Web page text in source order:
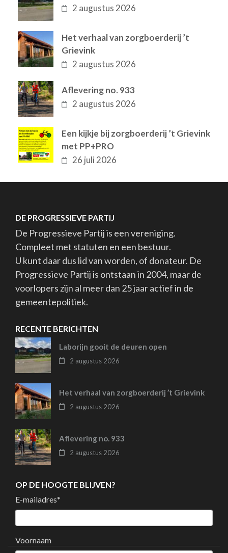
2 augustus 2026
Het verhaal van zorgboerderij ’t
Grievink
2 augustus 2026
Aflevering no. 933
2 augustus 2026
Een kijkje bij zorgboerderij ’t Grievink
met PP+PRO
26 juli 2026
DE PROGRESSIEVE PARTIJ
De Progressieve Partij is een vereniging.
Compleet met statuten en een bestuur.
U kunt daar dus lid van worden, of donateur. De
Progressieve Partij is ontstaan in 2004, maar de
voorlopers zijn al meer dan 25 jaar actief in de
gemeentepolitiek.
RECENTE BERICHTEN
Laborijn gooit de deuren open
2 augustus 2026
Het verhaal van zorgboerderij ’t Grievink
2 augustus 2026
Aflevering no. 933
2 augustus 2026
OP DE HOOGTE BLIJVEN?
E-mailadres*
Voornaam